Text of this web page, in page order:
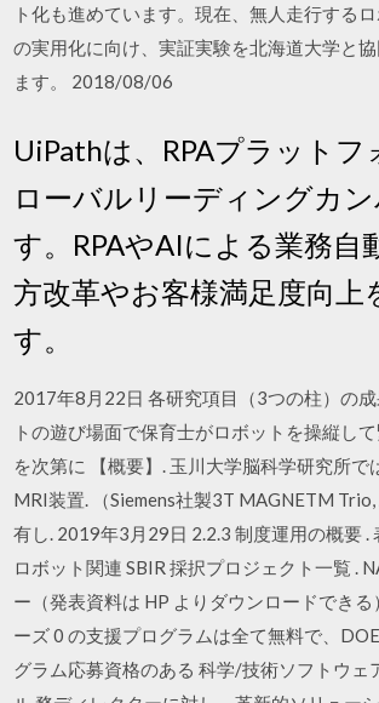
ト化も進めています。現在、無人走行する
の実用化に向け、実証実験を北海道大学と
ます。 2018/08/06
UiPathは、RPAプラットフ
ローバルリーディングカ
す。RPAやAIによる業務自
方改革やお客様満足度向上
す。
2017年8月22日 各研究項目（3つの柱）の
トの遊び場面で保育士がロボットを操縦し
を次第に 【概要】. 玉川大学脳科学研究所で
MRI装置. （Siemens社製3T MAGNETM Trio,
有し. 2019年3月29日 2.2.3 制度運用の概要 .
ロボット関連 SBIR 採択プロジェクト一覧 .
ー（発表資料は HP よりダウンロードできる
ーズ 0 の支援プログラムは全て無料で、
グラム応募資格のある 科学/技術ソフトウェ